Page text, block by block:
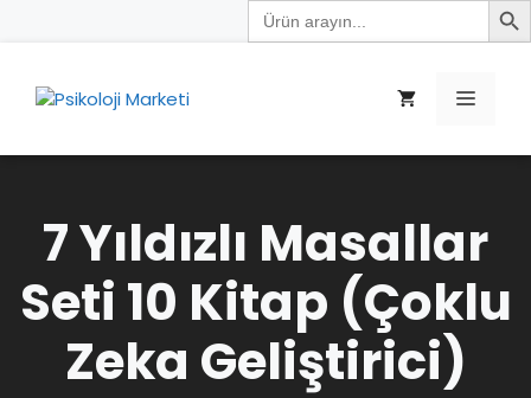
Search
for:
Menü
7 Yıldızlı Masallar
Seti 10 Kitap (Çoklu
Zeka Geliştirici)